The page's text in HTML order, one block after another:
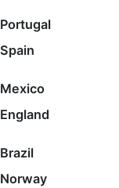
Portugal
Spain
Mexico
England
Brazil
Norway